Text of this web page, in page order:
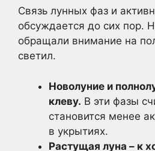
Связь лунных фаз и
обсуждается до сих пор.
обращали внимание на
светил.
Новолуние и
клеву. В эти фазы
становится менее
в укрытиях.
Растущая луна – к